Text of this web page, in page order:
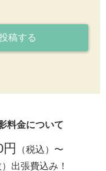
稿する
料金について
（税込）〜
出張費込み！